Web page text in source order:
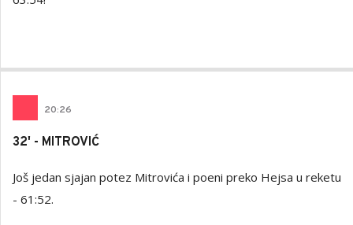
20:26
32' - MITROVIĆ
Još jedan sjajan potez Mitrovića i poeni preko Hejsa u reketu
- 61:52.